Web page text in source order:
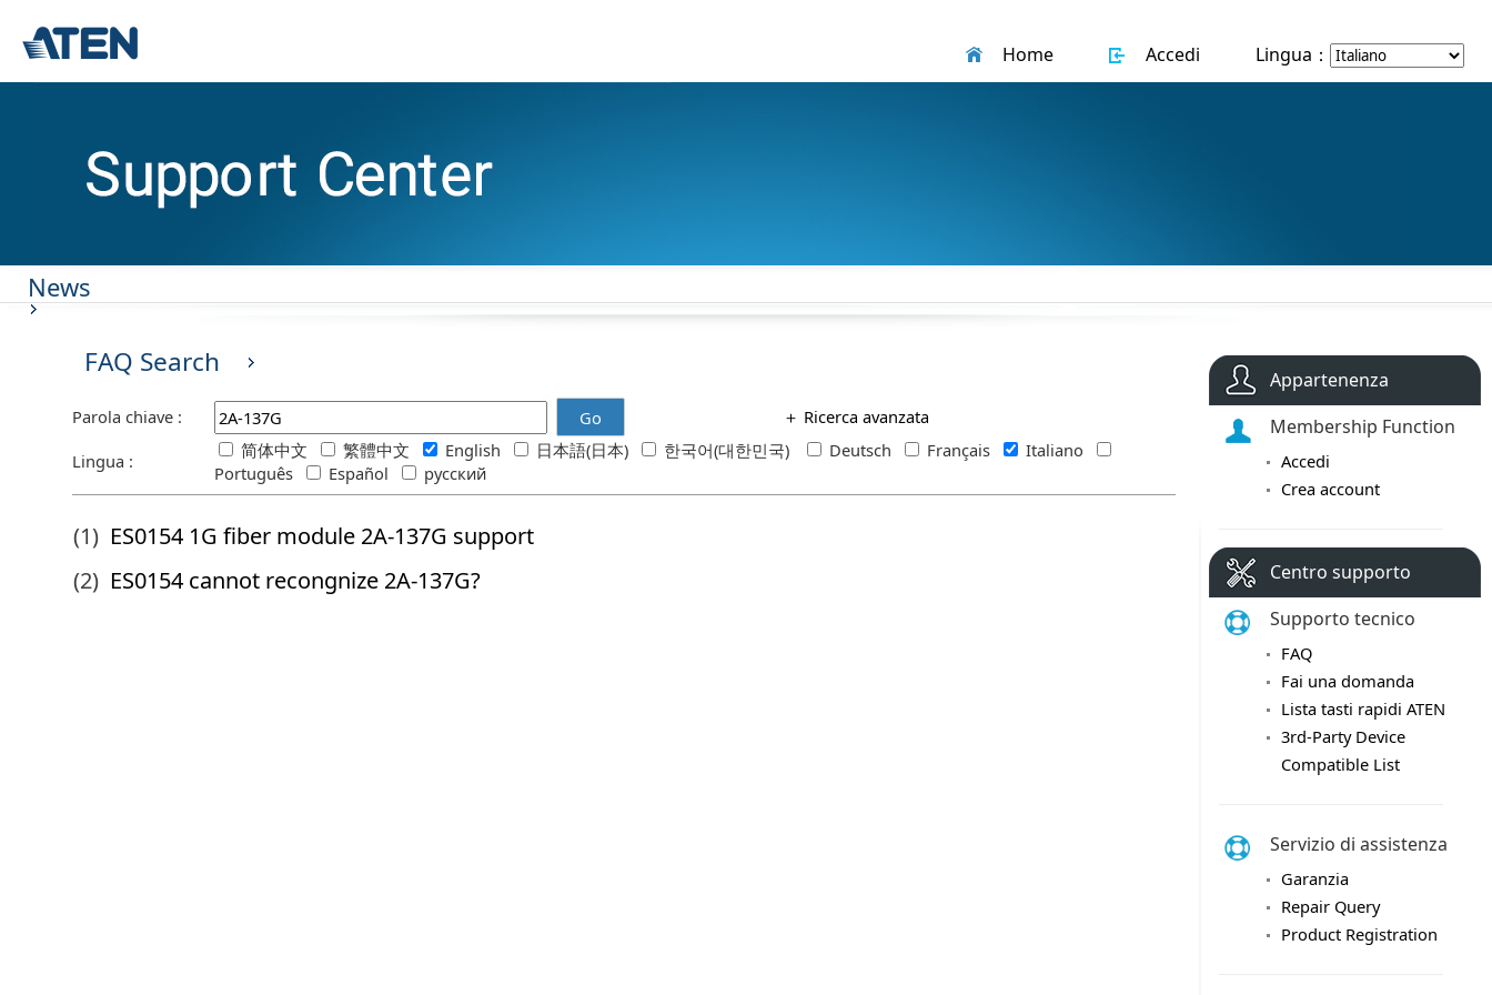
Home Accedi Lingua：
News
FAQ Search
Parola chiave : Go ＋ Ricerca avanzata
Lingua :
简体中文 繁體中文 English 日本語(日本) 한국어(대한민국) Deutsch Français
Italiano
Português
Español русский
Appartenenza
Membership Function
Accedi
Crea account
Centro supporto
Supporto tecnico
FAQ
Fai una domanda
Lista tasti rapidi ATEN
3rd-Party Device
Compatible List
Servizio di assistenza
Garanzia
Repair Query
Product Registration